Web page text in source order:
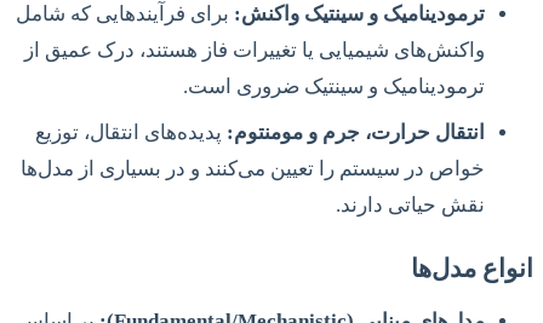
ترمودینامیک و سینتیک واکنش: برای فرآیندهایی که شامل
واکنش‌های شیمیایی یا تغییرات فاز هستند، درک عمیق از
ترمودینامیک و سینتیک ضروری است.
انتقال حرارت، جرم و مومنتوم: پدیده‌های انتقال، توزیع
خواص در سیستم را تعیین می‌کنند و در بسیاری از مدل‌ها
نقش حیاتی دارند.
انواع مدل‌ها